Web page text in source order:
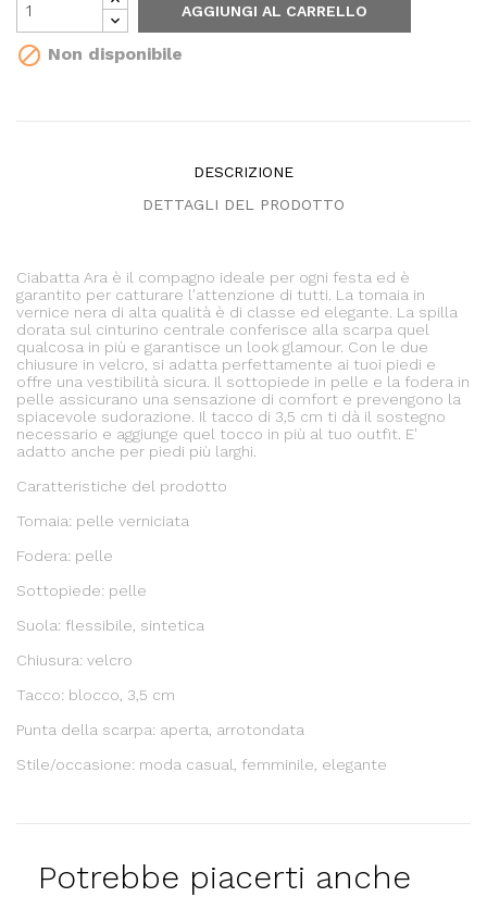
AGGIUNGI AL CARRELLO
 Non disponibile
DESCRIZIONE
DETTAGLI DEL PRODOTTO
Ciabatta Ara è il compagno ideale per ogni festa ed è
garantito per catturare l'attenzione di tutti. La tomaia in
vernice nera di alta qualità è di classe ed elegante. La spilla
dorata sul cinturino centrale conferisce alla scarpa quel
qualcosa in più e garantisce un look glamour. Con le due
chiusure in velcro, si adatta perfettamente ai tuoi piedi e
offre una vestibilità sicura. Il sottopiede in pelle e la fodera in
pelle assicurano una sensazione di comfort e prevengono la
spiacevole sudorazione. Il tacco di 3,5 cm ti dà il sostegno
necessario e aggiunge quel tocco in più al tuo outfit. E'
adatto anche per piedi più larghi.
Caratteristiche del prodotto
Tomaia: pelle verniciata
Fodera: pelle
Sottopiede: pelle
Suola: flessibile, sintetica
Chiusura: velcro
Tacco: blocco, 3,5 cm
Punta della scarpa: aperta, arrotondata
Stile/occasione: moda casual, femminile, elegante
Potrebbe piacerti anche